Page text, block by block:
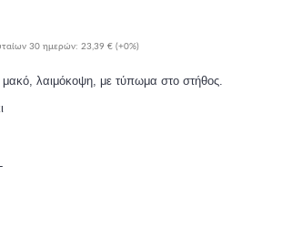
30 ημερών: 23,39 € (+0%)
λαιμόκοψη, με τύπωμα στο στήθος.